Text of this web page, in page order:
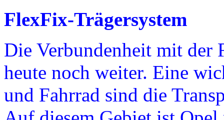
FlexFix-Trägersystem
Die Verbundenheit mit der
heute noch weiter. Eine
und Fahrrad sind die